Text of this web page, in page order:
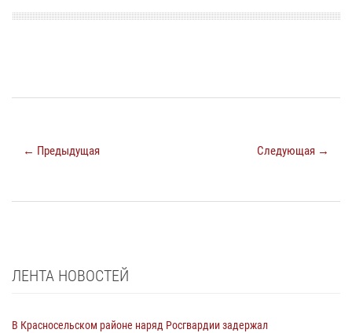
← Предыдущая Следующая →
ЛЕНТА НОВОСТЕЙ
В Красносельском районе наряд Росгвардии задержал